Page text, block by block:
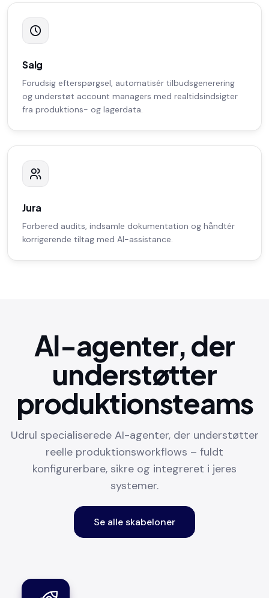
Salg
Forudsig efterspørgsel, automatisér tilbudsgenerering
og understøt account managers med realtidsindsigter
fra produktions- og lagerdata.
Jura
Forbered audits, indsamle dokumentation og håndtér
korrigerende tiltag med AI-assistance.
AI-agenter, der
understøtter
produktionsteams
Udrul specialiserede AI-agenter, der understøtter
reelle produktionsworkflows – fuldt
konfigurerbare, sikre og integreret i jeres
systemer.
Se alle skabeloner